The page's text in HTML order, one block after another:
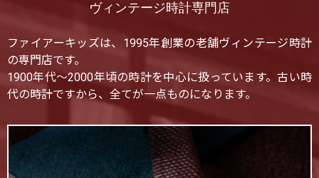
ヴィンテージ時計専門店
ファイアーキッズは、1995年創業の老舗ヴィンテージ時計
の専門店です。
1900年代〜2000年頃の時計を中心に扱っています。古い時
代の時計ですから、全てが一点ものになります。